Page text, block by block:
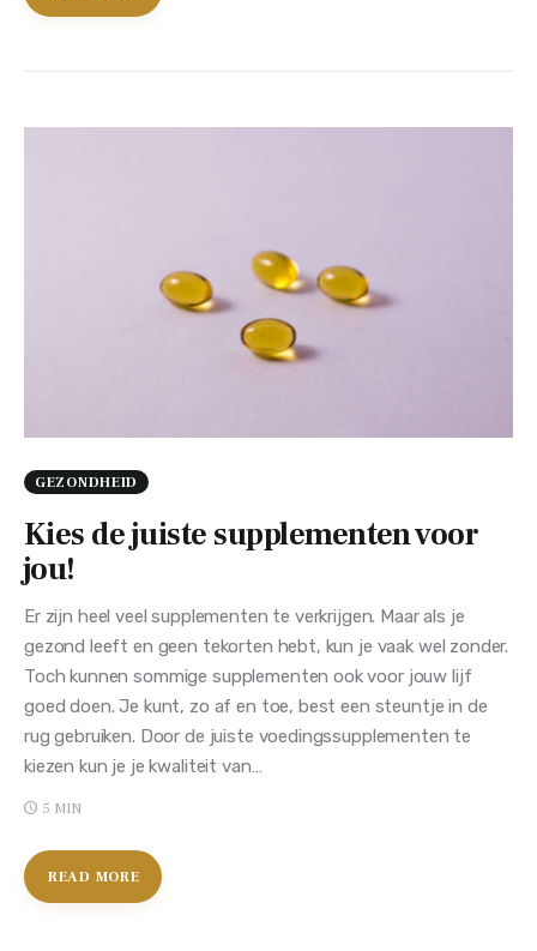
GEZONDHEID
Kies de juiste supplementen voor
jou!
Er zijn heel veel supplementen te verkrijgen. Maar als je
gezond leeft en geen tekorten hebt, kun je vaak wel zonder.
Toch kunnen sommige supplementen ook voor jouw lijf
goed doen. Je kunt, zo af en toe, best een steuntje in de
rug gebruiken. Door de juiste voedingssupplementen te
kiezen kun je je kwaliteit van…
5 MIN
READ MORE